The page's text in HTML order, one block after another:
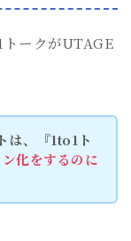
ークがUTAGE
は、『1to1ト
ン化をするのに